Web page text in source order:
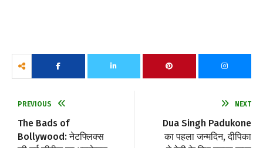
PREVIOUS
The Bads of
Bollywood: नेटफ्लिक्स
NEXT
Dua Singh Padukone
का पहला जन्मदिन, दीपिका